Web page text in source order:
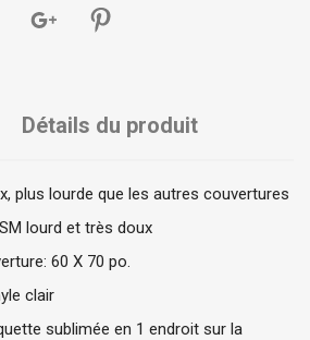
Détails du produit
plus lourde que les autres couvertures
lourd et très doux
60 X 70 po.
clair
sublimée en 1 endroit sur la